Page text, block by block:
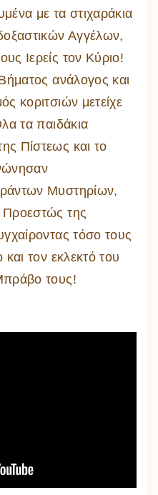
με τα στιχαράκια
Αγγέλων,
Ιερείς τον Κύριο!
ανάλογος και
κοριτσιών μετείχε
τα παιδάκια
Πίστεως και το
Μυστηρίων,
της
τόσο τους
τον εκλεκτό του
τους!